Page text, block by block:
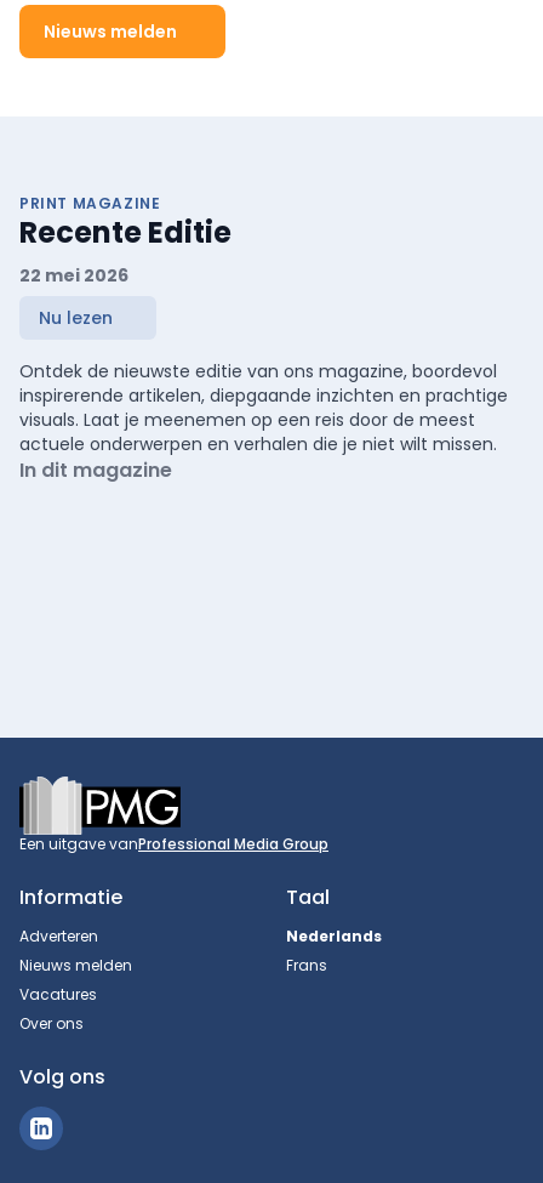
Nieuws melden
PRINT MAGAZINE
Recente Editie
22 mei 2026
Nu lezen
Ontdek de nieuwste editie van ons magazine, boordevol
inspirerende artikelen, diepgaande inzichten en prachtige
visuals. Laat je meenemen op een reis door de meest
actuele onderwerpen en verhalen die je niet wilt missen.
In dit magazine
Footer
Een uitgave vanProfessional Media Group
Informatie
Adverteren
Nieuws melden
Vacatures
Over ons
Taal
Nederlands
Frans
Volg ons